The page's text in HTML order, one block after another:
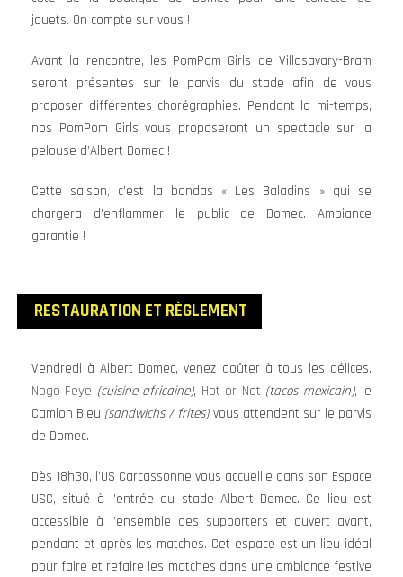
jouets. On compte sur vous !
Avant la rencontre, les PomPom Girls de Villasavary-Bram
seront présentes sur le parvis du stade afin de vous
proposer différentes chorégraphies. Pendant la mi-temps,
nos PomPom Girls vous proposeront un spectacle sur la
pelouse d’Albert Domec !
Cette saison, c’est la bandas « Les Baladins » qui se
chargera d’enflammer le public de Domec. Ambiance
garantie !
RESTAURATION ET RÈGLEMENT
Vendredi à Albert Domec, venez goûter à tous les délices.
Nogo Feye (cuisine africaine), Hot or Not (tacos mexicain), le
Camion Bleu (sandwichs / frites)vous attendent sur le parvis
de Domec.
Dès 18h30, l’US Carcassonne vous accueille dans son Espace
USC, situé à l’entrée du stade Albert Domec. Ce lieu est
accessible à l’ensemble des supporters et ouvert avant,
pendant et après les matches. Cet espace est un lieu idéal
pour faire et refaire les matches dans une ambiance festive